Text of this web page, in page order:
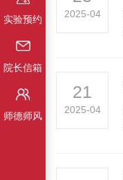
实验预约
院长信箱
师德师风
2025-04
21
2025-04